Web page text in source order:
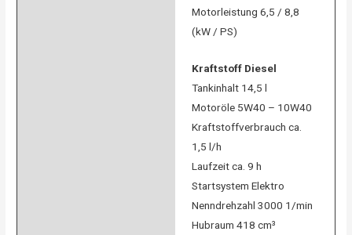
Motorleistung 6,5 / 8,8
(kW / PS)
Kraftstoff Diesel
Tankinhalt 14,5 l
Motoröle 5W40 – 10W40
Kraftstoffverbrauch ca.
1,5 l/h
Laufzeit ca. 9 h
Startsystem Elektro
Nenndrehzahl 3000 1/min
Hubraum 418 cm³